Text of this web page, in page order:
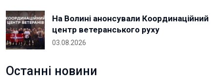
На Волині анонсували Координаційний
центр ветеранського руху
03.08.2026
Останні новини